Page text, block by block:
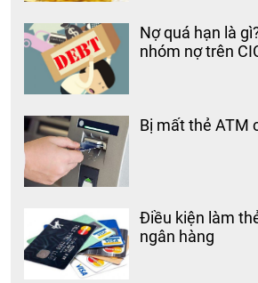
Nợ quá hạn là
nhóm nợ trên
Bị mất thẻ ATM
Điều kiện làm
ngân hàng